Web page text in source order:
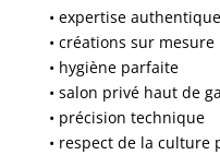
• expertise authentique
• créations sur mesure
• hygiène parfaite
• salon privé haut de
• précision technique
• respect de la culture